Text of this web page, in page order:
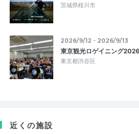
茨城県桜川市
2026/9/12・2026/9/13
東京観光ロゲイニング
東京都渋谷区
近くの施設